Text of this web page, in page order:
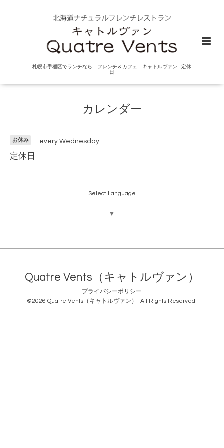
札幌市手稲区でランチなら フレンチ＆カフェ キャトルヴァン - 定休
日
カレンダー
お休み every Wednesday
定休日
Select Language
▼
Quatre Vents（キャトルヴァン）
プライバシーポリシー
©2026 Quatre Vents（キャトルヴァン） . All Rights Reserved.